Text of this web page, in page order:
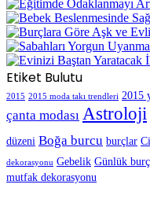
Etiket Bulutu
2015 2015 moda takı trendleri 2015
çanta modası Astroloji
düzeni Boğa burcu burçlar
dekorasyonu Gebelik Günlük
mutfak dekorasyonu